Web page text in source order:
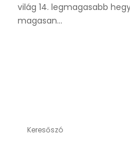
világ 14. legmagasabb
magasan...